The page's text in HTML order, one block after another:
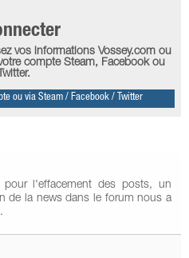
vos informations Vossey.com ou
compte Steam, Facebook ou
Twitter.
ou via Steam / Facebook / Twitter
pour l'effacement des posts, un
de la news dans le forum nous a